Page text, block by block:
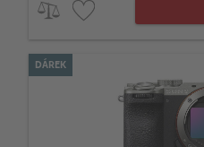
DÁREK